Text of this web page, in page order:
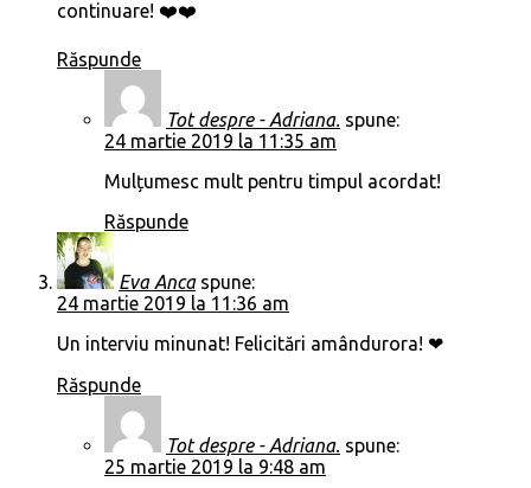
continuare! ❤️❤️
Răspunde
Tot despre - Adriana. spune:
24 martie 2019 la 11:35 am
Mulțumesc mult pentru timpul acordat!
Răspunde
Eva Anca spune:
24 martie 2019 la 11:36 am
Un interviu minunat! Felicitări amândurora! ❤
Răspunde
Tot despre - Adriana. spune:
25 martie 2019 la 9:48 am